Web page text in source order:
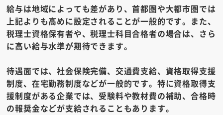
給与は地域によっても差があり、首都圏や大都市圏では
上記よりも高めに設定されることが一般的です。また、
税理士資格保有者や、税理士科目合格者の場合は、さら
に高い給与水準が期待できます。
待遇面では、社会保険完備、交通費支給、資格取得支援
制度、在宅勤務制度などが一般的です。特に資格取得支
援制度がある企業では、受験料や教材費の補助、合格時
の報奨金などが支給されることもあります。